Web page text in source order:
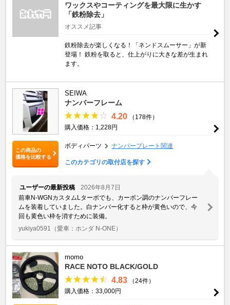
ワックスやコーティングを最大限に生かす
「鉄粉除去」
オススメ記事
鉄粉除去が楽しくなる！「ネンドスムーサー」が新
登場！ 鉄粉を取ると、仕上がりに大きな差が生まれ
ます。
この商品の
価格を比較する
SEIWA
ナンバーフレーム
4.20
（178件）
購入価格：1,228円
ボディパーツ ナンバープレート関連
このカテゴリの取付店を探す
ユーザーの最新投稿
2026年8月7日
前車N-WGNカスタムLターボでも、カーボン調のナンバーフレー
ムを装着していました。白ナンバー化すると枠が黄色いので、今
回も黄色い枠を消すために装備。
yukiya0591
（愛車：ホンダ N-ONE）
momo
RACE NOTO BLACK/GOLD
4.83
（24件）
購入価格：33,000円